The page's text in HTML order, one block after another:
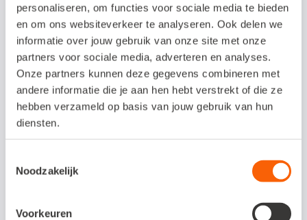
personaliseren, om functies voor sociale media te bieden
en om ons websiteverkeer te analyseren. Ook delen we
informatie over jouw gebruik van onze site met onze
partners voor sociale media, adverteren en analyses.
Onze partners kunnen deze gegevens combineren met
andere informatie die je aan hen hebt verstrekt of die ze
hebben verzameld op basis van jouw gebruik van hun
diensten.
Noodzakelijk
Voorkeuren
Snel en eenvoudig in gebruik
Foutloos jouw kas opmaken
Scanfunctie voor bonnetjes
Geen inklop-uren meer
Kosten koppeling /
kunt EasyKas 1 maand gratis proberen.